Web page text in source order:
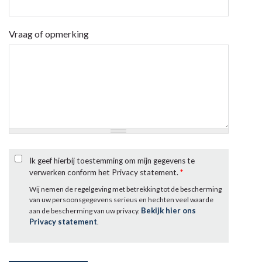
Vraag of opmerking
Ik geef hierbij toestemming om mijn gegevens te
verwerken conform het Privacy statement.*
Wij nemen de regelgeving met betrekking tot de bescherming
van uw persoonsgegevens serieus en hechten veel waarde
aan de bescherming van uw privacy. Bekijk hier ons
Privacy statement.